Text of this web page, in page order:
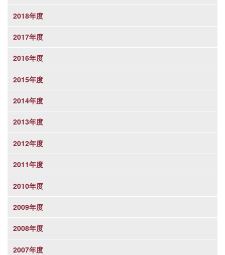
2018年度
2017年度
2016年度
2015年度
2014年度
2013年度
2012年度
2011年度
2010年度
2009年度
2008年度
2007年度